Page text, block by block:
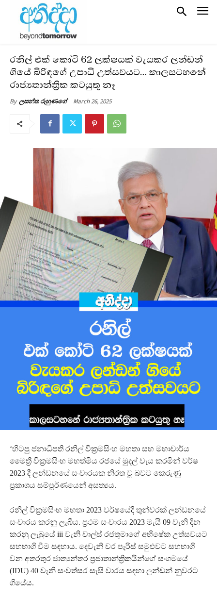
රනිල් එක් කෝටි 62 ලක්ෂයක් වැයකර ලන්ඩන්
ගියේ බිරිඳගේ උපාධි උත්සවයට… කාලසටහනේ
රාජ්‍යතාන්ත්‍රික කටයුතු නෑ
By ලසන්ත රුහුණගේ March 26, 2025
‘හිටපු ජනාධිපති රනිල් වික්‍රමසිංහ මහතා සහ මහාචාර්ය
මෛත්‍රී වික්‍රමසිංහ මහත්මිය රජයේ මුදල් වැය කරමින් වර්ෂ
2023 දී ලන්ඩනයේ සංචාරයක නිරත වූ බවට කෙරුණු
ප්‍රකාශය සම්පූර්ණයෙන් අසත්‍යය.
රනිල් වික්‍රමසිංහ මහතා 2023 වර්ෂයේදී තුන්වරක් ලන්ඩනයේ
සංචාරය කරනු ලැබීය. ප්‍රථම සංචාරය 2023 මැයි 09 වැනි දින
කරනු ලැබුයේ iii වැනි චාල්ස් රජතුමාගේ අභිෂේක උත්සවයට
සහභාගි වීම සඳහාය. දෙවැනි වර පැරිස් සමුළුවට සහභාගි
වන අතරතුර ජාත්‍යන්තර ප්‍රජාතාන්ත්‍රිකයින්ගේ සංගමයේ
(IDU) 40 වැනි සංවත්සර සැසි වාරය සඳහා ලන්ඩන් නුවරට
ගියේය.